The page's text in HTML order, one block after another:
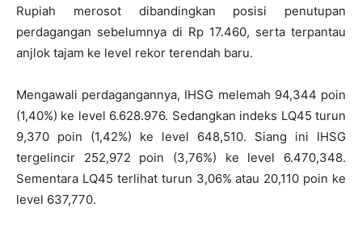
Rupiah merosot dibandingkan posisi penutupan
perdagangan sebelumnya di Rp 17.460, serta terpantau
anjlok tajam ke level rekor terendah baru.
Mengawali perdagangannya, IHSG melemah 94,344 poin
(1,40%) ke level 6.628.976. Sedangkan indeks LQ45 turun
9,370 poin (1,42%) ke level 648,510. Siang ini IHSG
tergelincir 252,972 poin (3,76%) ke level 6.470,348.
Sementara LQ45 terlihat turun 3,06% atau 20,110 poin ke
level 637,770.